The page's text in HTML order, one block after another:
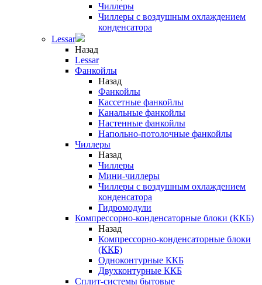
Чиллеры
Чиллеры с воздушным охлаждением
конденсатора
Lessar
Назад
Lessar
Фанкойлы
Назад
Фанкойлы
Кассетные фанкойлы
Канальные фанкойлы
Настенные фанкойлы
Напольно-потолочные фанкойлы
Чиллеры
Назад
Чиллеры
Мини-чиллеры
Чиллеры с воздушным охлаждением
конденсатора
Гидромодули
Компрессорно-конденсаторные блоки (ККБ)
Назад
Компрессорно-конденсаторные блоки
(ККБ)
Одноконтурные ККБ
Двухконтурные ККБ
Сплит-системы бытовые